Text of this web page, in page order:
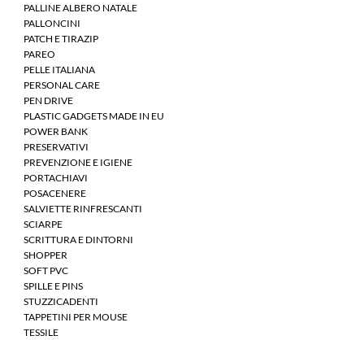
PALLINE ALBERO NATALE
PALLONCINI
PATCH E TIRAZIP
PAREO
PELLE ITALIANA
PERSONAL CARE
PEN DRIVE
PLASTIC GADGETS MADE IN EU
POWER BANK
PRESERVATIVI
PREVENZIONE E IGIENE
PORTACHIAVI
POSACENERE
SALVIETTE RINFRESCANTI
SCIARPE
SCRITTURA E DINTORNI
SHOPPER
SOFT PVC
SPILLE E PINS
STUZZICADENTI
TAPPETINI PER MOUSE
TESSILE